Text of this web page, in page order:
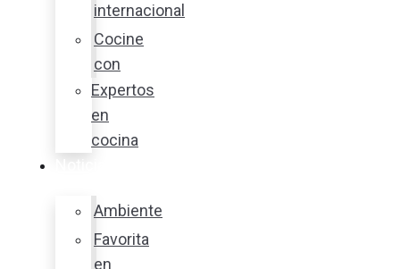
internacional
Cocine
con
Expertos
en
cocina
Ambiente
Favorita
en